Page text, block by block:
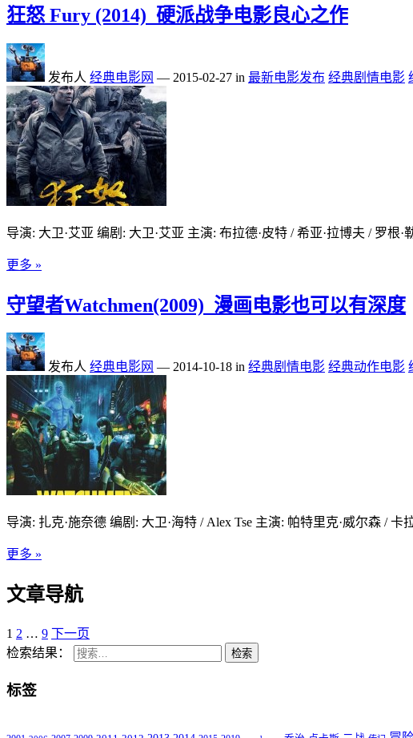
狂怒 Fury (2014)_硬派战争电影良心之作
发布人 经典电影网 — 2015-02-27 in 最新电影发布 经典剧情电影
导演: 大卫·艾亚 编剧: 大卫·艾亚 主演: 布拉德·皮特 / 希亚·拉博夫 / 罗
更多 »
守望者Watchmen(2009)_漫画电影也可以有深度
发布人 经典电影网 — 2014-10-18 in 经典剧情电影 经典动作电影
导演: 扎克·施奈德 编剧: 大卫·海特 / Alex Tse 主演: 帕特里克·威尔森 /
更多 »
文章导航
1 2 … 9 下一页
检索结果：
检索
标签